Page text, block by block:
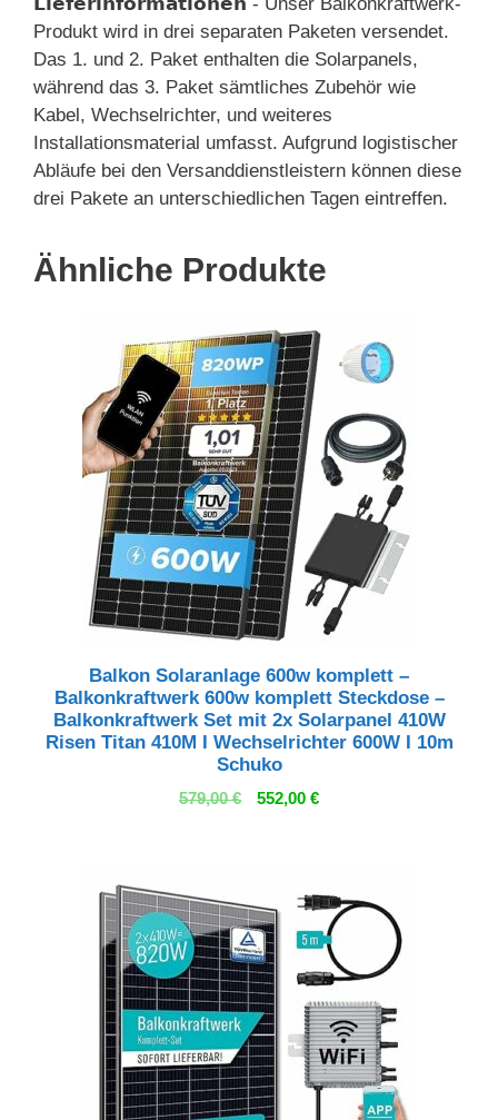
Produkt wird in drei separaten Paketen versendet.
Das 1. und 2. Paket enthalten die Solarpanels,
während das 3. Paket sämtliches Zubehör wie
Kabel, Wechselrichter, und weiteres
Installationsmaterial umfasst. Aufgrund logistischer
Abläufe bei den Versanddienstleistern können diese
drei Pakete an unterschiedlichen Tagen eintreffen.
Ähnliche Produkte
Balkon Solaranlage 600w komplett –
Balkonkraftwerk 600w komplett Steckdose –
Balkonkraftwerk Set mit 2x Solarpanel 410W
Risen Titan 410M I Wechselrichter 600W I 10m
Schuko
579,00€
Ursprünglicher
552,00 €Aktueller